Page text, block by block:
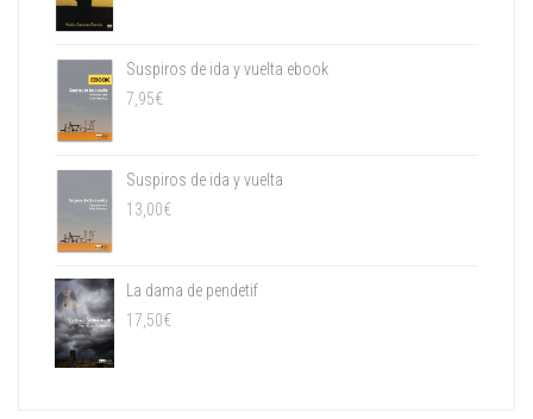
Suspiros de ida y vuelta ebook
7,95€
Suspiros de ida y vuelta
13,00€
La dama de pendetif
17,50€